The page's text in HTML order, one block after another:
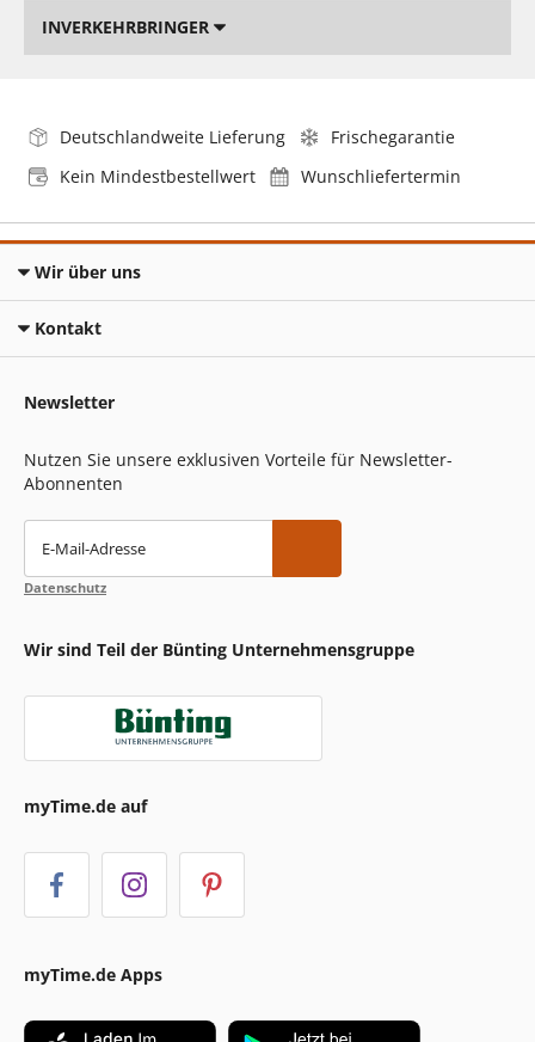
INVERKEHRBRINGER
Deutschlandweite Lieferung
Frischegarantie
Kein Mindestbestellwert
Wunschliefertermin
Wir über uns
Kontakt
Newsletter
Nutzen Sie unsere exklusiven Vorteile für Newsletter-
Abonnenten
E-Mail-Adresse
Datenschutz
Wir sind Teil der Bünting Unternehmensgruppe
myTime.de auf
myTime.de Apps